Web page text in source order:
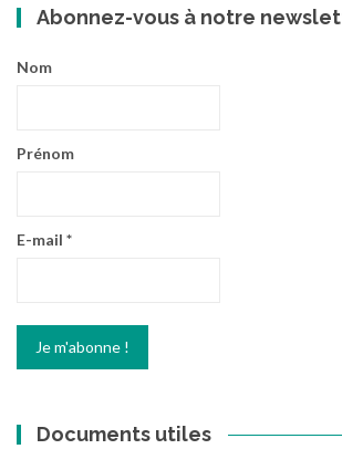
Abonnez-vous à notre
Nom
Prénom
E-mail *
Documents utiles